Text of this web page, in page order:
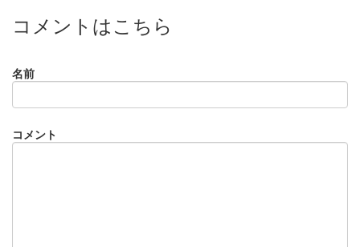
コメントはこちら
名前
コメント